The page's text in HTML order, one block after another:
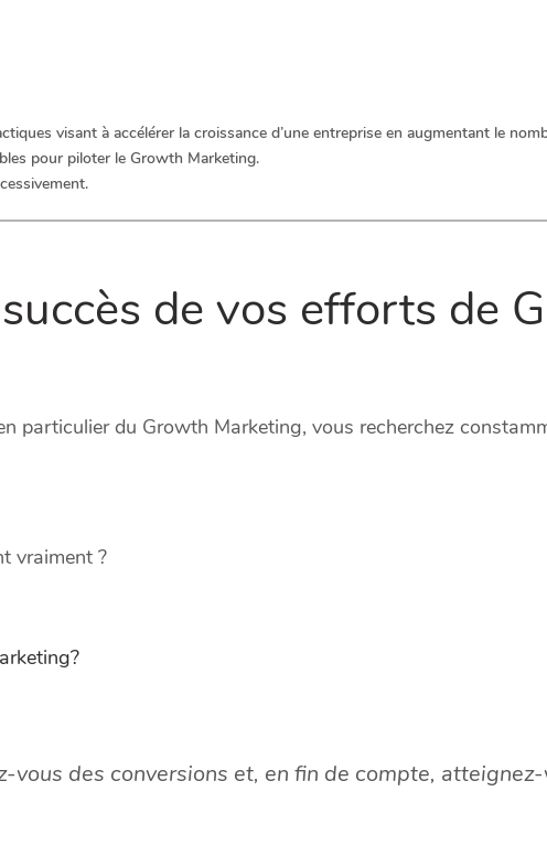
visant à accélérer la croissance d’une entreprise en augmentant le
pour piloter le Growth Marketing.
de vos efforts de
particulier du Growth Marketing, vous recherchez
vraiment ?
vous des conversions et, en fin de compte,